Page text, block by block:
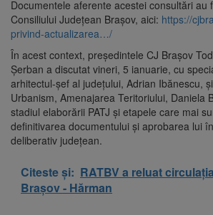
Documentele aferente acestei consultări au
Consiliului Judeţean Braşov, aici: https://
privind-actualizarea…/
În acest context, preşedintele CJ Braşov
Şerban a discutat vineri, 5 ianuarie, cu
arhitectul-şef al judeţului, Adrian Ibănescu,
Urbanism, Amenajarea Teritoriului, Daniela
stadiul elaborării PATJ şi etapele care mai
definitivarea documentului şi aprobarea lui
deliberativ judeţean.
Citeste și: RATBV a reluat
Brașov - Hărman